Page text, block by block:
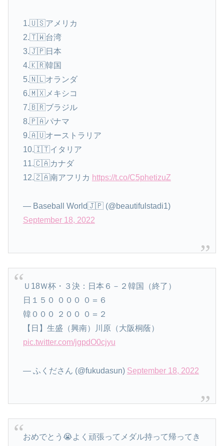
1.🇺🇸アメリカ
2.🇹🇼台湾
3.🇯🇵日本
4.🇰🇷韓国
5.🇳🇱オランダ
6.🇲🇽メキシコ
7.🇧🇷ブラジル
8.🇵🇦パナマ
9.🇦🇺オーストラリア
10.🇮🇹イタリア
11.🇨🇦カナダ
12.🇿🇦南アフリカ https://t.co/C5phetizuZ
— Baseball World🇯🇵 (@beautifulstadi1)
September 18, 2022
Ｕ18Ｗ杯・３決：日本６－２韓国（終了）
日１５０ ０００ ０＝６
韓０００ ２００ ０＝２
【日】生盛（興南）川原（大阪桐蔭）
pic.twitter.com/jgpdO0cjyu
— ふくださん (@fukudasun) September 18, 2022
おめでとう😭よく頑張ってメダル持って帰ってき